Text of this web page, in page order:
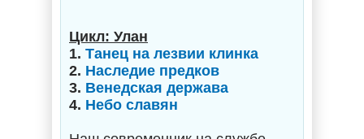
Цикл: Улан
1. Танец на лезвии клинка
2. Наследие предков
3. Венедская держава
4. Небо славян